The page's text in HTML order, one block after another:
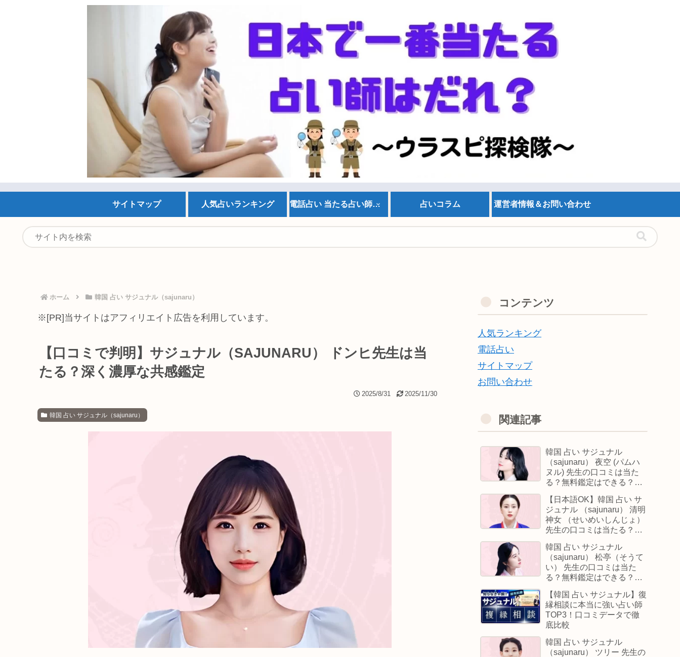
サイトマップ 人気占いランキング 電話占い 当たる占い師情報 占いコラム 運営者情報＆お問い合わせ
ホーム 韓国 占い サジュナル（sajunaru）
※[PR]当サイトはアフィリエイト広告を利用しています。
【口コミで判明】サジュナル（SAJUNARU） ドンヒ先生は当
たる？深く濃厚な共感鑑定
2025/8/31 2025/11/30
韓国 占い サジュナル（sajunaru）
コンテンツ
人気ランキング
電話占い
サイトマップ
お問い合わせ
関連記事
韓国 占い サジュナル
（sajunaru） 夜空 (パムハ
ヌル) 先生の口コミは当た
る？無料鑑定はできる？
【日本語OK】韓国 占い サ
ジュナル （sajunaru） 清明
神女 （せいめいしんじょ）
先生の口コミは当たる？無
韓国 占い サジュナル
（sajunaru） 松亭（そうて
い） 先生の口コミは当た
る？無料鑑定はできる？
【韓国 占い サジュナル】復
縁相談に本当に強い占い師
TOP3！口コミデータで徹
底比較
韓国 占い サジュナル
（sajunaru） ツリー 先生の